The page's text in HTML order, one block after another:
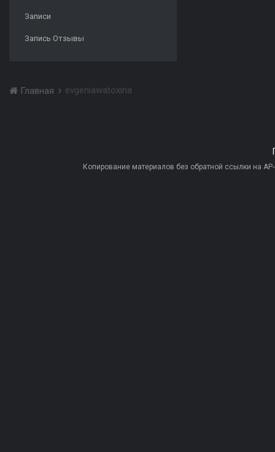
Записи
Запись Отзывы
Главная evgeniawatoxina
Копирование материалов без обратной ссылки на